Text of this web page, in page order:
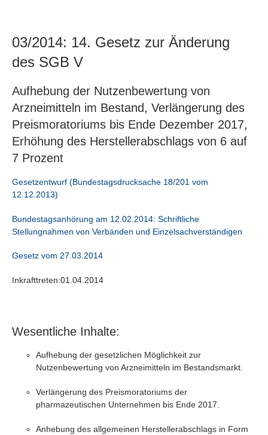
03/2014: 14. Gesetz zur Änderung
des SGB V
Aufhebung der Nutzenbewertung von
Arzneimitteln im Bestand, Verlängerung des
Preismoratoriums bis Ende Dezember 2017,
Erhöhung des Herstellerabschlags von 6 auf
7 Prozent
Gesetzentwurf (Bundestagsdrucksache 18/201 vom
12.12.2013)
Bundestagsanhörung am 12.02.2014: Schriftliche
Stellungnahmen von Verbänden und Einzelsachverständigen
Gesetz vom 27.03.2014
Inkrafttreten:01.04.2014
Wesentliche Inhalte:
Aufhebung der gesetzlichen Möglichkeit zur
Nutzenbewertung von Arzneimitteln im Bestandsmarkt.
Verlängerung des Preismoratoriums der
pharmazeutischen Unternehmen bis Ende 2017.
Anhebung des allgemeinen Herstellerabschlags in Form